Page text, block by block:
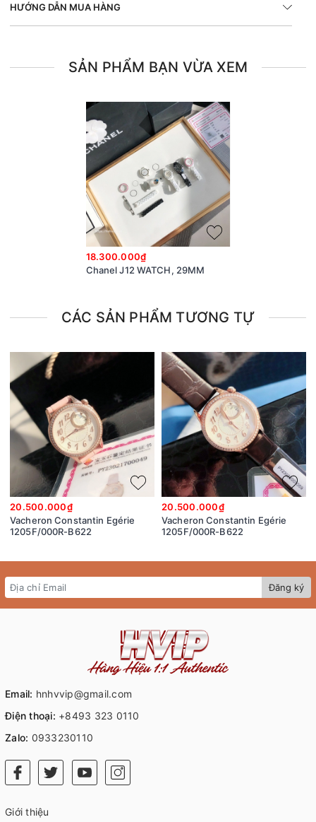
HƯỚNG DẪN MUA HÀNG
SẢN PHẨM BẠN VỪA XEM
18.300.000₫
Chanel J12 WATCH, 29MM
CÁC SẢN PHẨM TƯƠNG TỰ
20.500.000₫
Vacheron Constantin Egérie
1205F/000R-B622
20.500.000₫
Vacheron Constantin Egérie
1205F/000R-B622
Đăng ký
Email: hnhvvip@gmail.com
Điện thoại: +8493 323 0110
Zalo: 0933230110
Giới thiệu